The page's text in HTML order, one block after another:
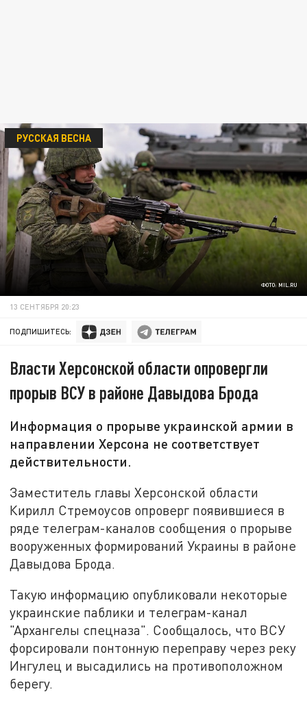
ФОТО: MIL.RU
РУССКАЯ ВЕСНА
13 СЕНТЯБРЯ 20:23
ПОДПИШИТЕСЬ:
Власти Херсонской области опровергли
прорыв ВСУ в районе Давыдова Брода
Информация о прорыве украинской армии в
направлении Херсона не соответствует
действительности.
Заместитель главы Херсонской области
Кирилл Стремоусов опроверг появившиеся в
ряде телеграм-каналов сообщения о прорыве
вооруженных формирований Украины в районе
Давыдова Брода.
Такую информацию опубликовали некоторые
украинские паблики и телеграм-канал
"Архангелы спецназа". Сообщалось, что ВСУ
форсировали понтонную переправу через реку
Ингулец и высадились на противоположном
берегу.